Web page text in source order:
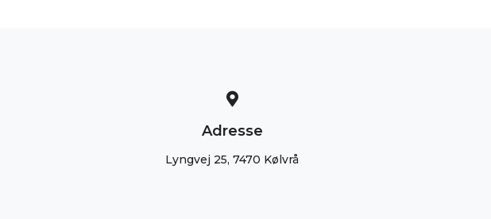
Adresse
Lyngvej 25, 7470 Kølvrå